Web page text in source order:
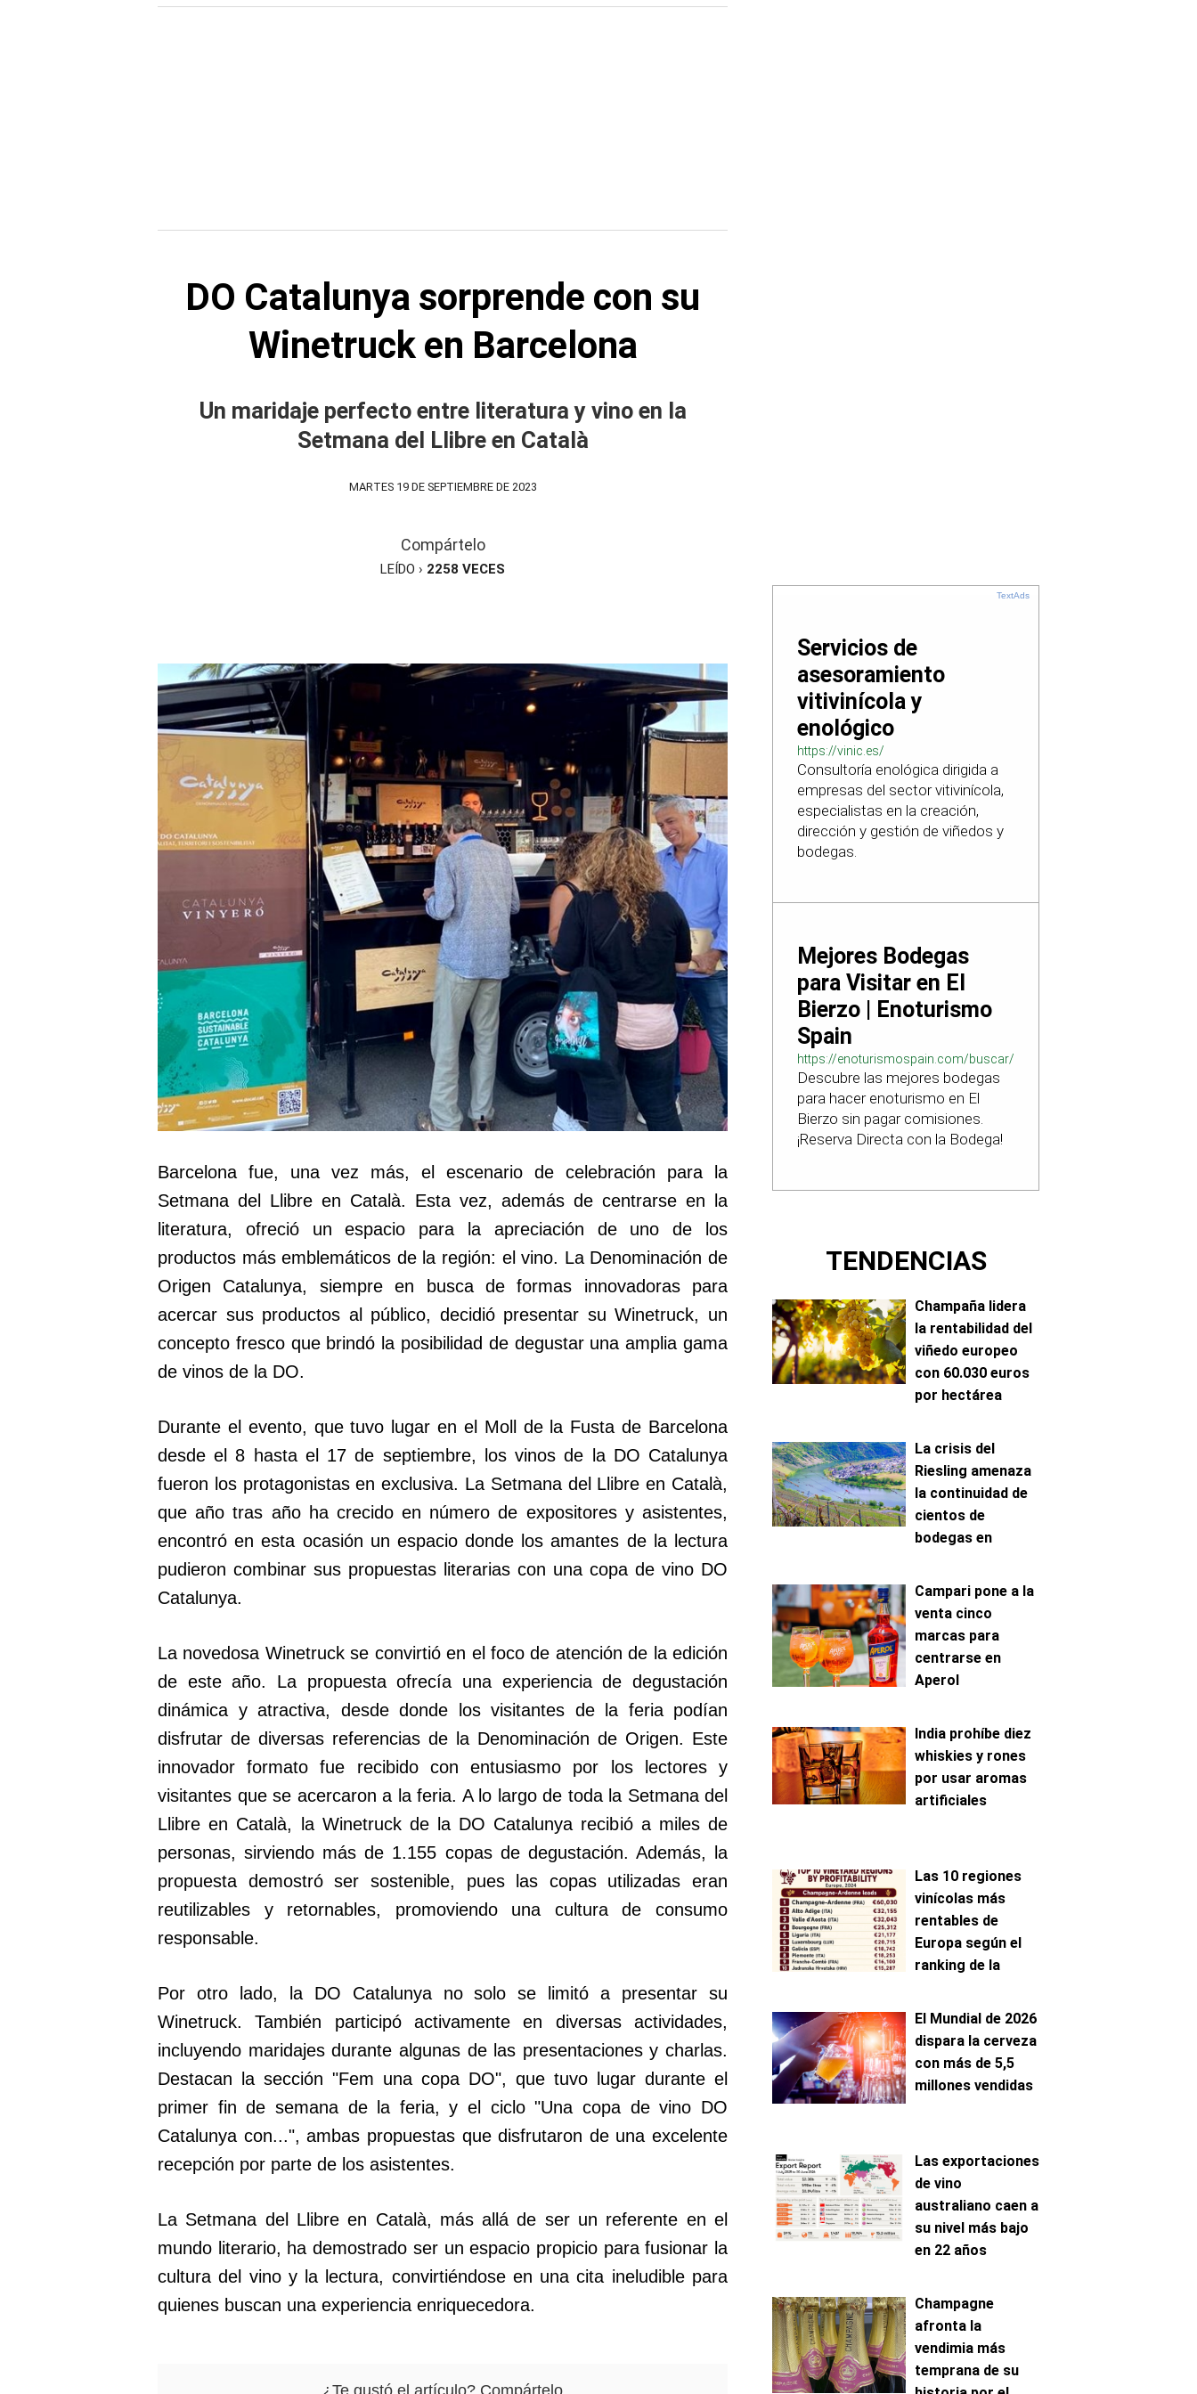
DO Catalunya sorprende con su
Winetruck en Barcelona
Un maridaje perfecto entre literatura y vino en la
Setmana del Llibre en Català
MARTES 19 DE SEPTIEMBRE DE 2023
Compártelo
LEÍDO › 2258 VECES
Barcelona fue, una vez más, el escenario de celebración para la
Setmana del Llibre en Català. Esta vez, además de centrarse en la
literatura, ofreció un espacio para la apreciación de uno de los
productos más emblemáticos de la región: el vino. La Denominación de
Origen Catalunya, siempre en busca de formas innovadoras para
acercar sus productos al público, decidió presentar su Winetruck, un
concepto fresco que brindó la posibilidad de degustar una amplia gama
de vinos de la DO.
Durante el evento, que tuvo lugar en el Moll de la Fusta de Barcelona
desde el 8 hasta el 17 de septiembre, los vinos de la DO Catalunya
fueron los protagonistas en exclusiva. La Setmana del Llibre en Català,
que año tras año ha crecido en número de expositores y asistentes,
encontró en esta ocasión un espacio donde los amantes de la lectura
pudieron combinar sus propuestas literarias con una copa de vino DO
Catalunya.
La novedosa Winetruck se convirtió en el foco de atención de la edición
de este año. La propuesta ofrecía una experiencia de degustación
dinámica y atractiva, desde donde los visitantes de la feria podían
disfrutar de diversas referencias de la Denominación de Origen. Este
innovador formato fue recibido con entusiasmo por los lectores y
visitantes que se acercaron a la feria. A lo largo de toda la Setmana del
Llibre en Català, la Winetruck de la DO Catalunya recibió a miles de
personas, sirviendo más de 1.155 copas de degustación. Además, la
propuesta demostró ser sostenible, pues las copas utilizadas eran
reutilizables y retornables, promoviendo una cultura de consumo
responsable.
Por otro lado, la DO Catalunya no solo se limitó a presentar su
Winetruck. También participó activamente en diversas actividades,
incluyendo maridajes durante algunas de las presentaciones y charlas.
Destacan la sección "Fem una copa DO", que tuvo lugar durante el
primer fin de semana de la feria, y el ciclo "Una copa de vino DO
Catalunya con...", ambas propuestas que disfrutaron de una excelente
recepción por parte de los asistentes.
La Setmana del Llibre en Català, más allá de ser un referente en el
mundo literario, ha demostrado ser un espacio propicio para fusionar la
cultura del vino y la lectura, convirtiéndose en una cita ineludible para
quienes buscan una experiencia enriquecedora.
¿Te gustó el artículo? Compártelo
TextAds
Servicios de
asesoramiento
vitivinícola y
enológico
https://vinic.es/
Consultoría enológica dirigida a
empresas del sector vitivinícola,
especialistas en la creación,
dirección y gestión de viñedos y
bodegas.
Mejores Bodegas
para Visitar en El
Bierzo | Enoturismo
Spain
https://enoturismospain.com/buscar/ciudad-
visitar-bodegas-en-leon
Descubre las mejores bodegas
para hacer enoturismo en El
Bierzo sin pagar comisiones.
¡Reserva Directa con la Bodega!
TENDENCIAS
Champaña lidera
la rentabilidad del
viñedo europeo
con 60.030 euros
por hectárea
La crisis del
Riesling amenaza
la continuidad de
cientos de
bodegas en
Campari pone a la
venta cinco
marcas para
centrarse en
Aperol
India prohíbe diez
whiskies y rones
por usar aromas
artificiales
Las 10 regiones
vinícolas más
rentables de
Europa según el
ranking de la
El Mundial de 2026
dispara la cerveza
con más de 5,5
millones vendidas
Las exportaciones
de vino
australiano caen a
su nivel más bajo
en 22 años
Champagne
afronta la
vendimia más
temprana de su